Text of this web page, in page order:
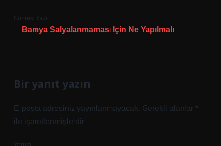
Sonraki Yazı
Bamya Salyalanmaması Için Ne Yapılmalı
Bir yanıt yazın
E-posta adresiniz yayınlanmayacak. Gerekli alanlar *
ile işaretlenmişlerdir
Yorum